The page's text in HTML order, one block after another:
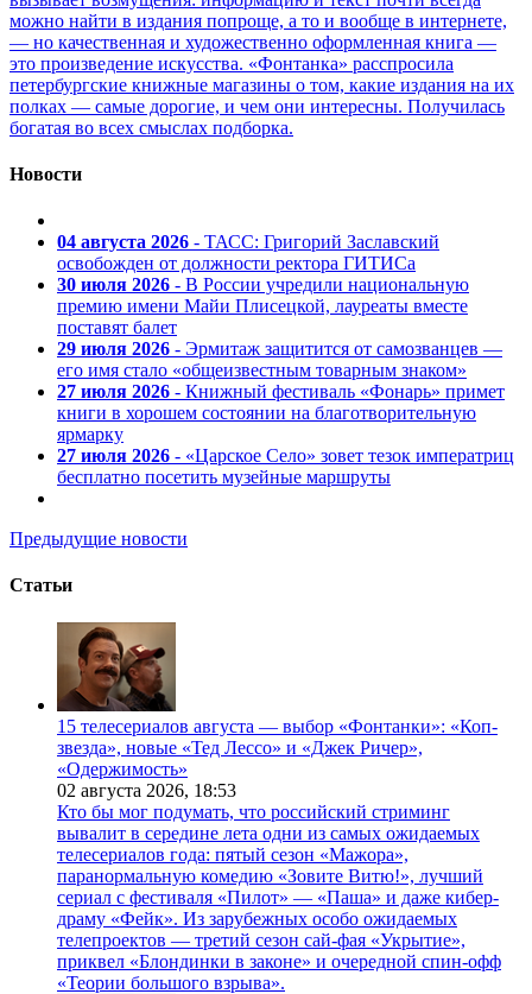
можно найти в издания попроще, а то и вообще в интернете,
— но качественная и художественно оформленная книга —
это произведение искусства. «Фонтанка» расспросила
петербургские книжные магазины о том, какие издания на их
полках — самые дорогие, и чем они интересны. Получилась
богатая во всех смыслах подборка.
Новости
04 августа 2026 - ТАСС: Григорий Заславский
освобожден от должности ректора ГИТИСа
30 июля 2026 - В России учредили национальную
премию имени Майи Плисецкой, лауреаты вместе
поставят балет
29 июля 2026 - Эрмитаж защитится от самозванцев —
его имя стало «общеизвестным товарным знаком»
27 июля 2026 - Книжный фестиваль «Фонарь» примет
книги в хорошем состоянии на благотворительную
ярмарку
27 июля 2026 - «Царское Село» зовет тезок императриц
бесплатно посетить музейные маршруты
Предыдущие новости
Статьи
15 телесериалов августа — выбор «Фонтанки»: «Коп-
звезда», новые «Тед Лессо» и «Джек Ричер»,
«Одержимость»
02 августа 2026, 18:53
Кто бы мог подумать, что российский стриминг
вывалит в середине лета одни из самых ожидаемых
телесериалов года: пятый сезон «Мажора»,
паранормальную комедию «Зовите Витю!», лучший
сериал с фестиваля «Пилот» — «Паша» и даже кибер-
драму «Фейк». Из зарубежных особо ожидаемых
телепроектов — третий сезон сай-фая «Укрытие»,
приквел «Блондинки в законе» и очередной спин-офф
«Теории большого взрыва».